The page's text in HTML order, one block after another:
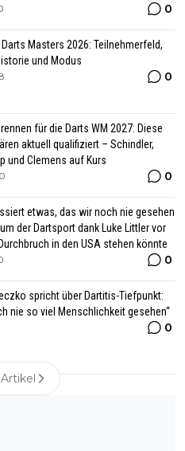
0
Masters 2026: Teilnehmerfeld,
und Modus
0
für die Darts WM 2027: Diese
aktuell qualifiziert – Schindler,
und Clemens auf Kurs
0
etwas, das wir noch nie gesehen
der Dartsport dank Luke Littler vor
in den USA stehen könnte
0
spricht über Dartitis-Tiefpunkt:
nie so viel Menschlichkeit gesehen“
0